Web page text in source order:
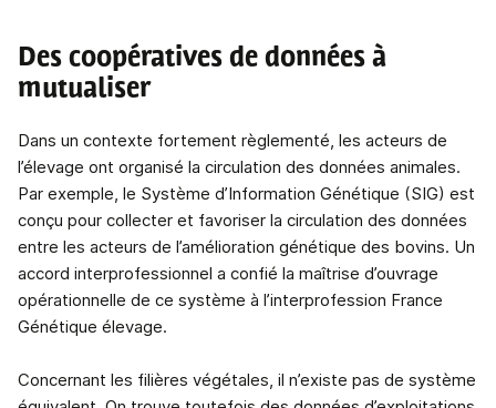
Des coopératives de données à
mutualiser
Dans un contexte fortement règlementé, les acteurs de
l’élevage ont organisé la circulation des données animales.
Par exemple, le Système d’Information Génétique (SIG) est
conçu pour collecter et favoriser la circulation des données
entre les acteurs de l’amélioration génétique des bovins. Un
accord interprofessionnel a confié la maîtrise d’ouvrage
opérationnelle de ce système à l’interprofession France
Génétique élevage.
Concernant les filières végétales, il n’existe pas de système